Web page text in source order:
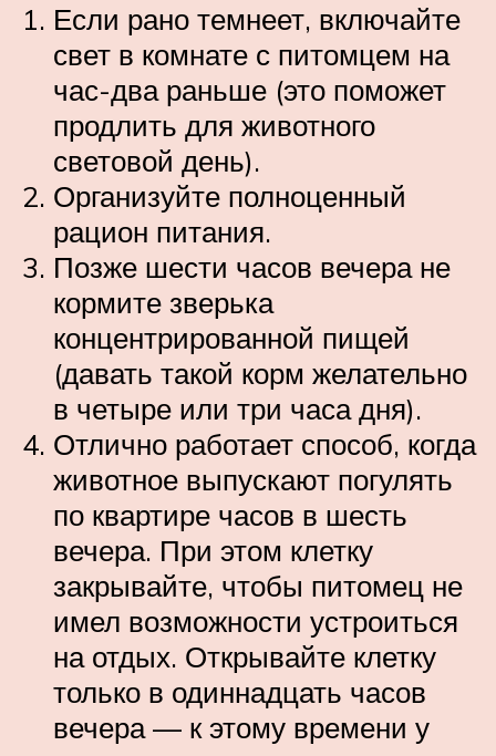
Если рано темнеет, включайте
свет в комнате с питомцем на
час-два раньше (это поможет
продлить для животного
световой день).
Организуйте полноценный
рацион питания.
Позже шести часов вечера не
кормите зверька
концентрированной пищей
(давать такой корм желательно
в четыре или три часа дня).
Отлично работает способ, когда
животное выпускают погулять
по квартире часов в шесть
вечера. При этом клетку
закрывайте, чтобы питомец не
имел возможности устроиться
на отдых. Открывайте клетку
только в одиннадцать часов
вечера — к этому времени у